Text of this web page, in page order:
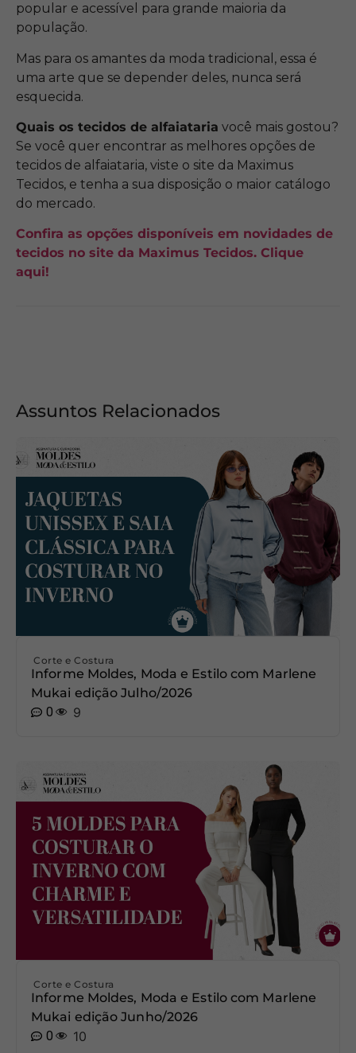
popular e acessível para grande maioria da
população.
Mas para os amantes da moda tradicional, essa é
uma arte que se depender deles, nunca será
esquecida.
Quais os tecidos de alfaiataria você mais gostou?
Se você quer encontrar as melhores opções de
tecidos de alfaiataria, viste o site da Maximus
Tecidos, e tenha a sua disposição o maior catálogo
do mercado.
Confira as opções disponíveis em novidades de
tecidos no site da Maximus Tecidos. Clique
aqui!
Assuntos Relacionados
Corte e Costura
Informe Moldes, Moda e Estilo com Marlene
Mukai edição Julho/2026
0
9
Corte e Costura
Informe Moldes, Moda e Estilo com Marlene
Mukai edição Junho/2026
0
10